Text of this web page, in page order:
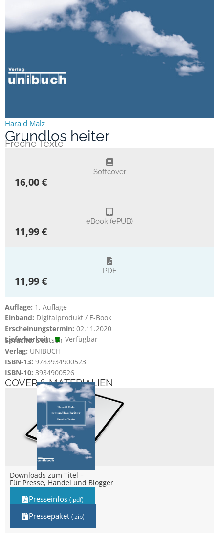
Harald Malz
Grundlos heiter
Freche Texte
Softcover
16,00 €
eBook (ePUB)
11,99 €
PDF
11,99 €
Auflage: 1. Auflage
Einband: Digitalprodukt / E-Book
Erscheinungstermin: 02.11.2020
Lieferbarkeit:
Verfügbar
Sprache:Deutsch
Verlag: UNIBUCH
ISBN-13: 9783934900523
ISBN-10: 3934900526
COVER & MATERIALIEN
Downloads zum Titel –
Für Presse, Handel und Blogger
Presseinfos (.pdf)
Pressepaket (.zip)